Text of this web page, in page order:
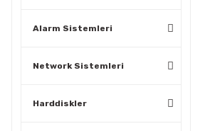
Alarm Sistemleri
Network Sistemleri
Harddiskler